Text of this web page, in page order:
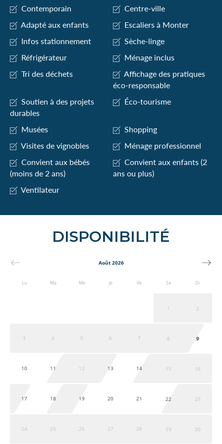
Contemporain
Centre-ville
Adapté aux enfants
Escaliers à Monter
Infos stationnement
Sèche-linge
Réfrigérateur
Ménage inclus
Tri des déchets
Affichage des pratiques
éco-responsable
Soutien à des projets
durables
Éco-tourisme
Musées
Shopping
Visites de vignobles
Ménage professionnel
Convient aux bébés
(moins de 2 ans)
Convient aux enfants (2
ans ou plus)
Ventilateur
DISPONIBILITÉ
Août 2026
Lu Ma Me Je Ve Sa Di
1 2
3 4 5 6 7 8 9
10 11 12 13 14 15 16
17 18 19 20 21 22 23
24 25 26 27 28 29 30